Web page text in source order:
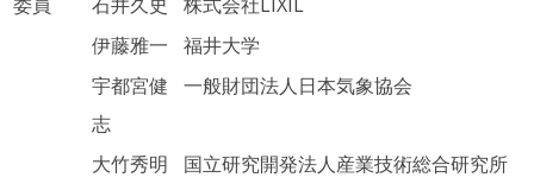
委員 石井久史
株式会社LIXIL
伊藤雅一
福井大学
宇都宮健
志
一般財団法人日本気象協会
大竹秀明
国立研究開発法人産業技術総合研究所